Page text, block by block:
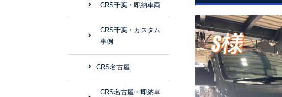
CRS千葉・即納車両
CRS千葉・カスタム
事例
CRS名古屋
CRS名古屋・即納車